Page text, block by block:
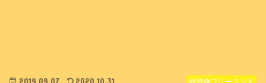
2019.09.07 2020.10.31